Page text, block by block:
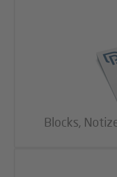
Blocks,